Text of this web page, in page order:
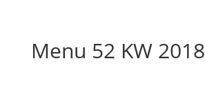
Menu 52 KW 2018